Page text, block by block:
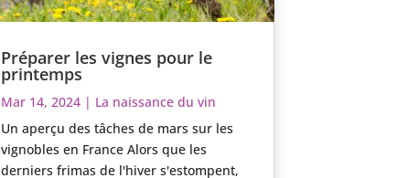
Préparer les vignes pour le
printemps
Mar 14, 2024| La naissance du vin
Un aperçu des tâches de mars sur les
vignobles en France Alors que les
derniers frimas de l'hiver s'estompent,